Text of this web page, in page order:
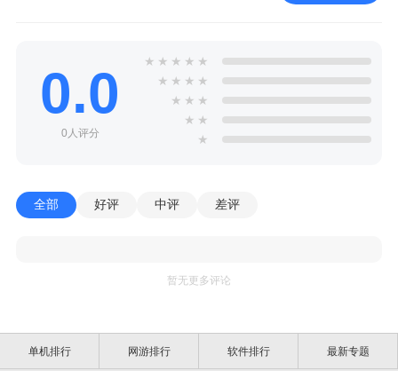
0.0
0人评分
★ ★ ★ ★ ★
★ ★ ★ ★
★ ★ ★
★ ★
★
全部 好评 中评 差评
暂无更多评论
单机排行 网游排行 软件排行 最新专题